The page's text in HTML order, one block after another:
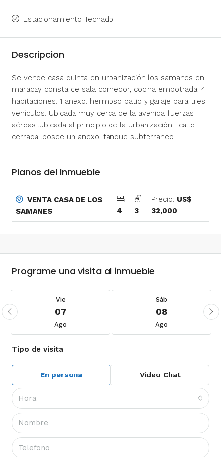
Estacionamiento Techado
Descripcion
Se vende casa quinta en urbanización los samanes en
maracay consta de sala comedor, cocina empotrada. 4
habitaciones. 1 anexo. hermoso patio y garaje para tres
vehículos. Ubicada muy cerca de la avenida fuerzas
aéreas .ubicada al principio de la urbanización. calle
cerrada .posee un anexo, tanque subterraneo
Planos del Inmueble
VENTA CASA DE LOS
SAMANES
4 3
Precio: US$
32,000
Programe una visita al inmueble
Vie
07
Ago
Sáb
08
Ago
Tipo de visita
En persona Video Chat
Hora